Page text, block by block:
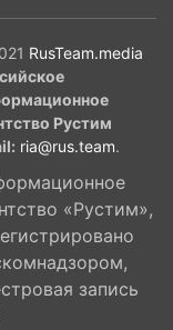
RusTeam.media
Рустим
ria@rus.team.
«Рустим»,
запись